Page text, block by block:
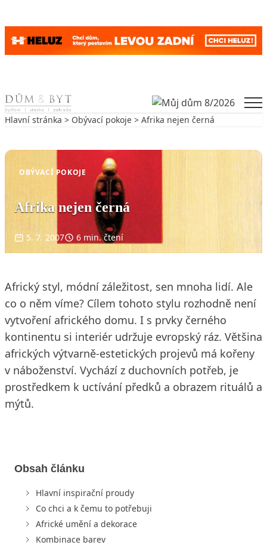
Skip to content
Hlavní stránka > Obývací pokoje > Afrika nejen černá
OBÝVACÍ POKOJE
Afrika nejen černá
5. 7. 2007 6 min. čtení
Africký styl, módní záležitost, sen mnoha lidí. Ale
co o něm víme? Cílem tohoto stylu rozhodně není
vytvoření afrického domu. I s prvky černého
kontinentu si interiér udržuje evropský ráz. Většina
afrických výtvarně-estetických projevů má kořeny
v náboženství. Vychází z duchovních potřeb, je
prostředkem k uctívání předků a obrazem rituálů a
mýtů.
Obsah článku
Hlavní inspirační proudy
Co chci a k čemu to potřebuji
Africké umění a dekorace
Kombinace barev